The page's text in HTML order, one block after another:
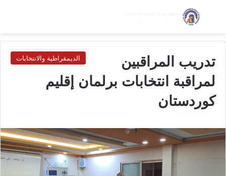
بحث عن
الديمقراطية والانتخابات
تدريب المراقبين
لمراقبة انتخابات برلمان إقليم
كوردستان